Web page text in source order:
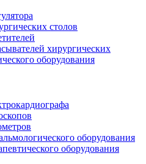
столов
хирургических
оборудования
оборудования
оборудования